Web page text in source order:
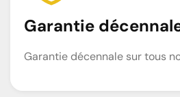
Garantie
Garantie décennale sur tous